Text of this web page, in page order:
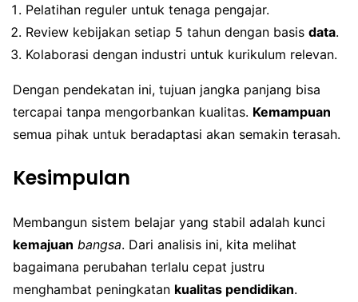
Pelatihan reguler untuk tenaga pengajar.
Review kebijakan setiap 5 tahun dengan basis data.
Kolaborasi dengan industri untuk kurikulum relevan.
Dengan pendekatan ini, tujuan jangka panjang bisa
tercapai tanpa mengorbankan kualitas. Kemampuan
semua pihak untuk beradaptasi akan semakin terasah.
Kesimpulan
Membangun sistem belajar yang stabil adalah kunci
kemajuan bangsa. Dari analisis ini, kita melihat
bagaimana perubahan terlalu cepat justru
menghambat peningkatan kualitas pendidikan.